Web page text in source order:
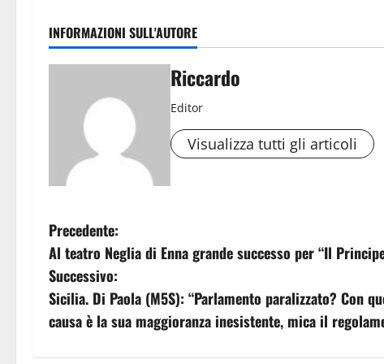
INFORMAZIONI SULL'AUTORE
Riccardo
Editor
Visualizza tutti gli articoli
N
a
v
i
Precedente:
Al teatro Neglia di Enna grande successo per “Il
Successivo:
Sicilia. Di Paola (M5S): “Parlamento paralizzato? Con
causa è la sua maggioranza inesistente, mica il